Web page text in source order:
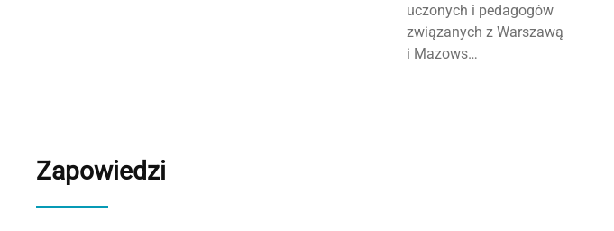
uczonych i pedagogów
związanych z Warszawą
i Mazows…
Zapowiedzi